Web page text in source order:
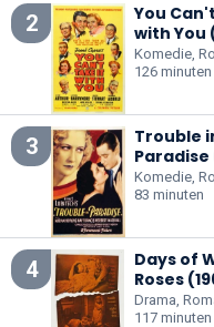
2
You
with You
Komedie,
126 minuten
3
Trouble
Paradise
Komedie,
83 minuten
4
Days of
Roses
Drama,
117 minuten